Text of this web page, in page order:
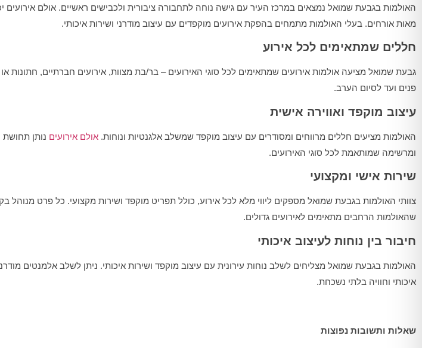
האולמות בגבעת שמואל נמצאים במרכז העיר עם גישה נוחה לתחבורה ציבורית ולכבישים ראשיים. אולם
מאות אורחים. בעלי האולמות מתמחים בהפקת אירועים מוקפדים עם עיצוב מודרני ושירות איכותי.
חללים שמתאימים לכל אירוע
גבעת שמואל מציעה אולמות אירועים שמתאימים לכל סוגי האירועים – בר/בת מצוות, אירועים חברתיים, חתונות
פנים ועד לסיום הערב.
עיצוב מוקפד ואווירה אישית
האולמות מציעים חללים מרווחים ומסודרים עם עיצוב מוקפד שמשלב אלגנטיות ונוחות. אולם אירועים נותן תחושת
ומרשימה שמותאמת לכל סוגי האירועים.
שירות אישי ומקצועי
צוותי האולמות בגבעת שמואל מספקים ליווי מלא לכל אירוע, כולל תפריט מוקפד ושירות מקצועי. כל פרט
שהאולמות הרחבים מתאימים לאירועים גדולים.
חיבור בין נוחות לעיצוב איכותי
האולמות בגבעת שמואל מצליחים לשלב נוחות עירונית עם עיצוב מוקפד ושירות איכותי. ניתן לשלב אלמנטים
איכותי וחוויה בלתי נשכחת.
שאלות ותשובות נפוצות